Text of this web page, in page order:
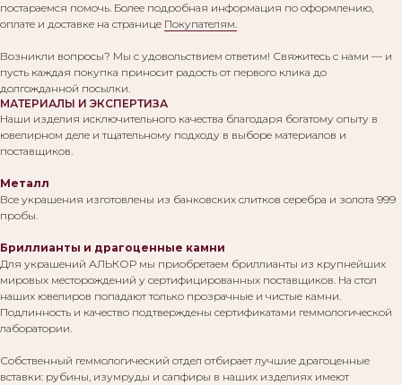
постараемся помочь. Более подробная информация по оформлению,
оплате и доставке на странице Покупателям.
Возникли вопросы? Мы с удовольствием ответим! Свяжитесь с нами — и
пусть каждая покупка приносит радость от первого клика до
долгожданной посылки.
МАТЕРИАЛЫ И ЭКСПЕРТИЗА
Наши изделия исключительного качества благодаря богатому опыту в
ювелирном деле и тщательному подходу в выборе материалов и
поставщиков.
Металл
Все украшения изготовлены из банковских слитков серебра и золота 999
пробы.
Бриллианты и драгоценные камни
Для украшений АЛЬКОР мы приобретаем бриллианты из крупнейших
мировых месторождений у сертифицированных поставщиков. На стол
наших ювелиров попадают только прозрачные и чистые камни.
Подлинность и качество подтверждены сертификатами геммологической
лаборатории.
Собственный геммологический отдел отбирает лучшие драгоценные
вставки: рубины, изумруды и сапфиры в наших изделиях имеют